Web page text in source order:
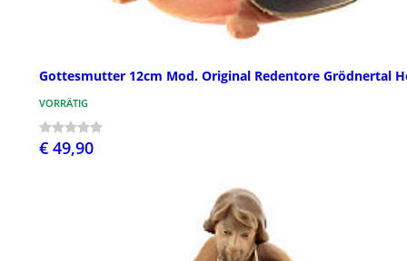
Gottesmutter 12cm Mod. Original Redentore Grödnertal
VORRÄTIG
€ 49,90